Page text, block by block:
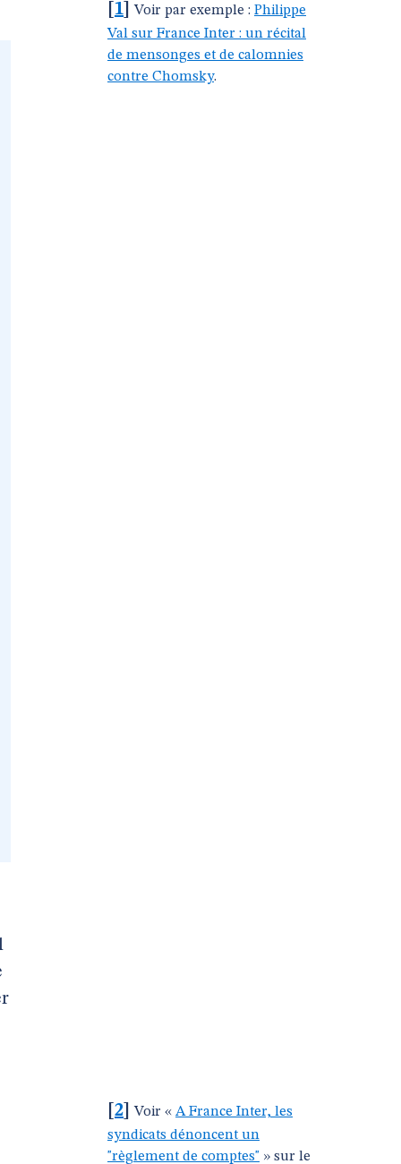
1 ]Voir par exemple : Philippe
Val sur France Inter : un récital
de mensonges et de calomnies
contre Chomsky.
2 ]Voir « A France Inter, les
syndicats dénoncent un
"règlement de comptes" » sur le